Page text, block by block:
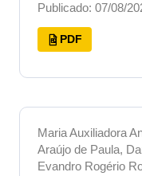
Publicado: 07/08/
PDF
Maria Auxiliadora
Araújo de Paula,
Evandro Rogério